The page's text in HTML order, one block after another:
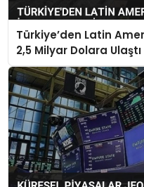
Türkiye’den Latin
2,5 Milyar Dolara Ulaştı